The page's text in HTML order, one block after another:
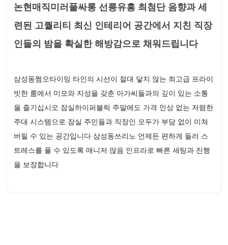
논현매직미러풀싸롱 선릉유흥 최첨단 음향과 세
련된 고퀄리티 최신 인테리어 공간에서 지친 직장
인들의 밤을 확실한 해방감으로 채워드립니다
삼성동쩜오타이밍 타인의 시선이 절대 닿지 않는 최고급 프라이
빗한 룸에서 미모와 지성을 갖춘 아가씨들과의 깊이 있는 소통
을 즐기십시오 잠실하이퍼블릭 주말에도 가격 인상 없는 저렴한
주대 시스템으로 잠실 주민들과 직장인 모두가 부담 없이 미쳐
버릴 수 있는 공간입니다 삼성동쓰리노 언제든 편하게 들러 스
트레스를 풀 수 있도록 매니저 많음 인프라로 빠른 세팅과 진행
을 보장합니다